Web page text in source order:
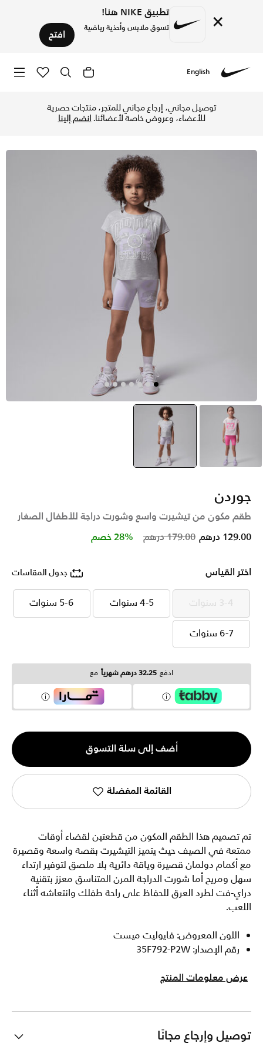
× تطبيق NIKE هنا!
تسوق ملابس وأحذية رياضية افتح
English
توصيل مجاني، إرجاع مجاني للمتجر، منتجات حصرية
للأعضاء، وعروض خاصة لأعضائنا.انضم إلينا
وردي selected
بنفسجي
جوردن
طقم مكون من تيشيرت واسع وشورت دراجة للأطفال الصغار
Price reduced from
179.00 درهم to 129.00 درهم 28% خصم
اختر القياس جدول المقاسات
3-4 سنوات 3-4 سنوات 4-5 سنوات 4-5 سنوات 5-6 سنوات 5-6 سنوات
6-7 سنوات 6-7 سنوات
ادفع 32.25 درهم شهرياً مع
الكمية
1
أضف إلى سلة التسوق
القائمة المفضلة
تم تصميم هذا الطقم المكون من قطعتين لقضاء أوقات
ممتعة في الصيف حيث يتميز التيشيرت بقصة واسعة وقصيرة
مع أكمام دولمان قصيرة وياقة دائرية بلا ملصق لتوفير ارتداء
سهل ومريح أما شورت الدراجة المرن المتناسق معزز بتقنية
دراي-فت لطرد العرق للحفاظ على راحة طفلك وانتعاشه أثناء
اللعب.
اللون المعروض: فايوليت ميست
رقم الإصدار: 35F792-P2W
عرض معلومات المنتج
توصيل وإرجاع مجانًا